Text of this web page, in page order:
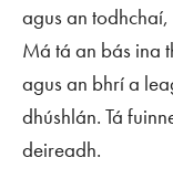
agus an
Má tá an bás ina
agus an bhrí a
dhúshlán. Tá
deireadh.